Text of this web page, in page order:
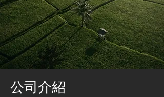
公司介紹